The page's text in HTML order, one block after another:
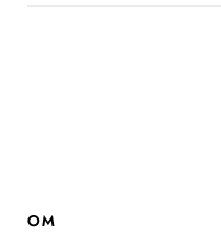
OM